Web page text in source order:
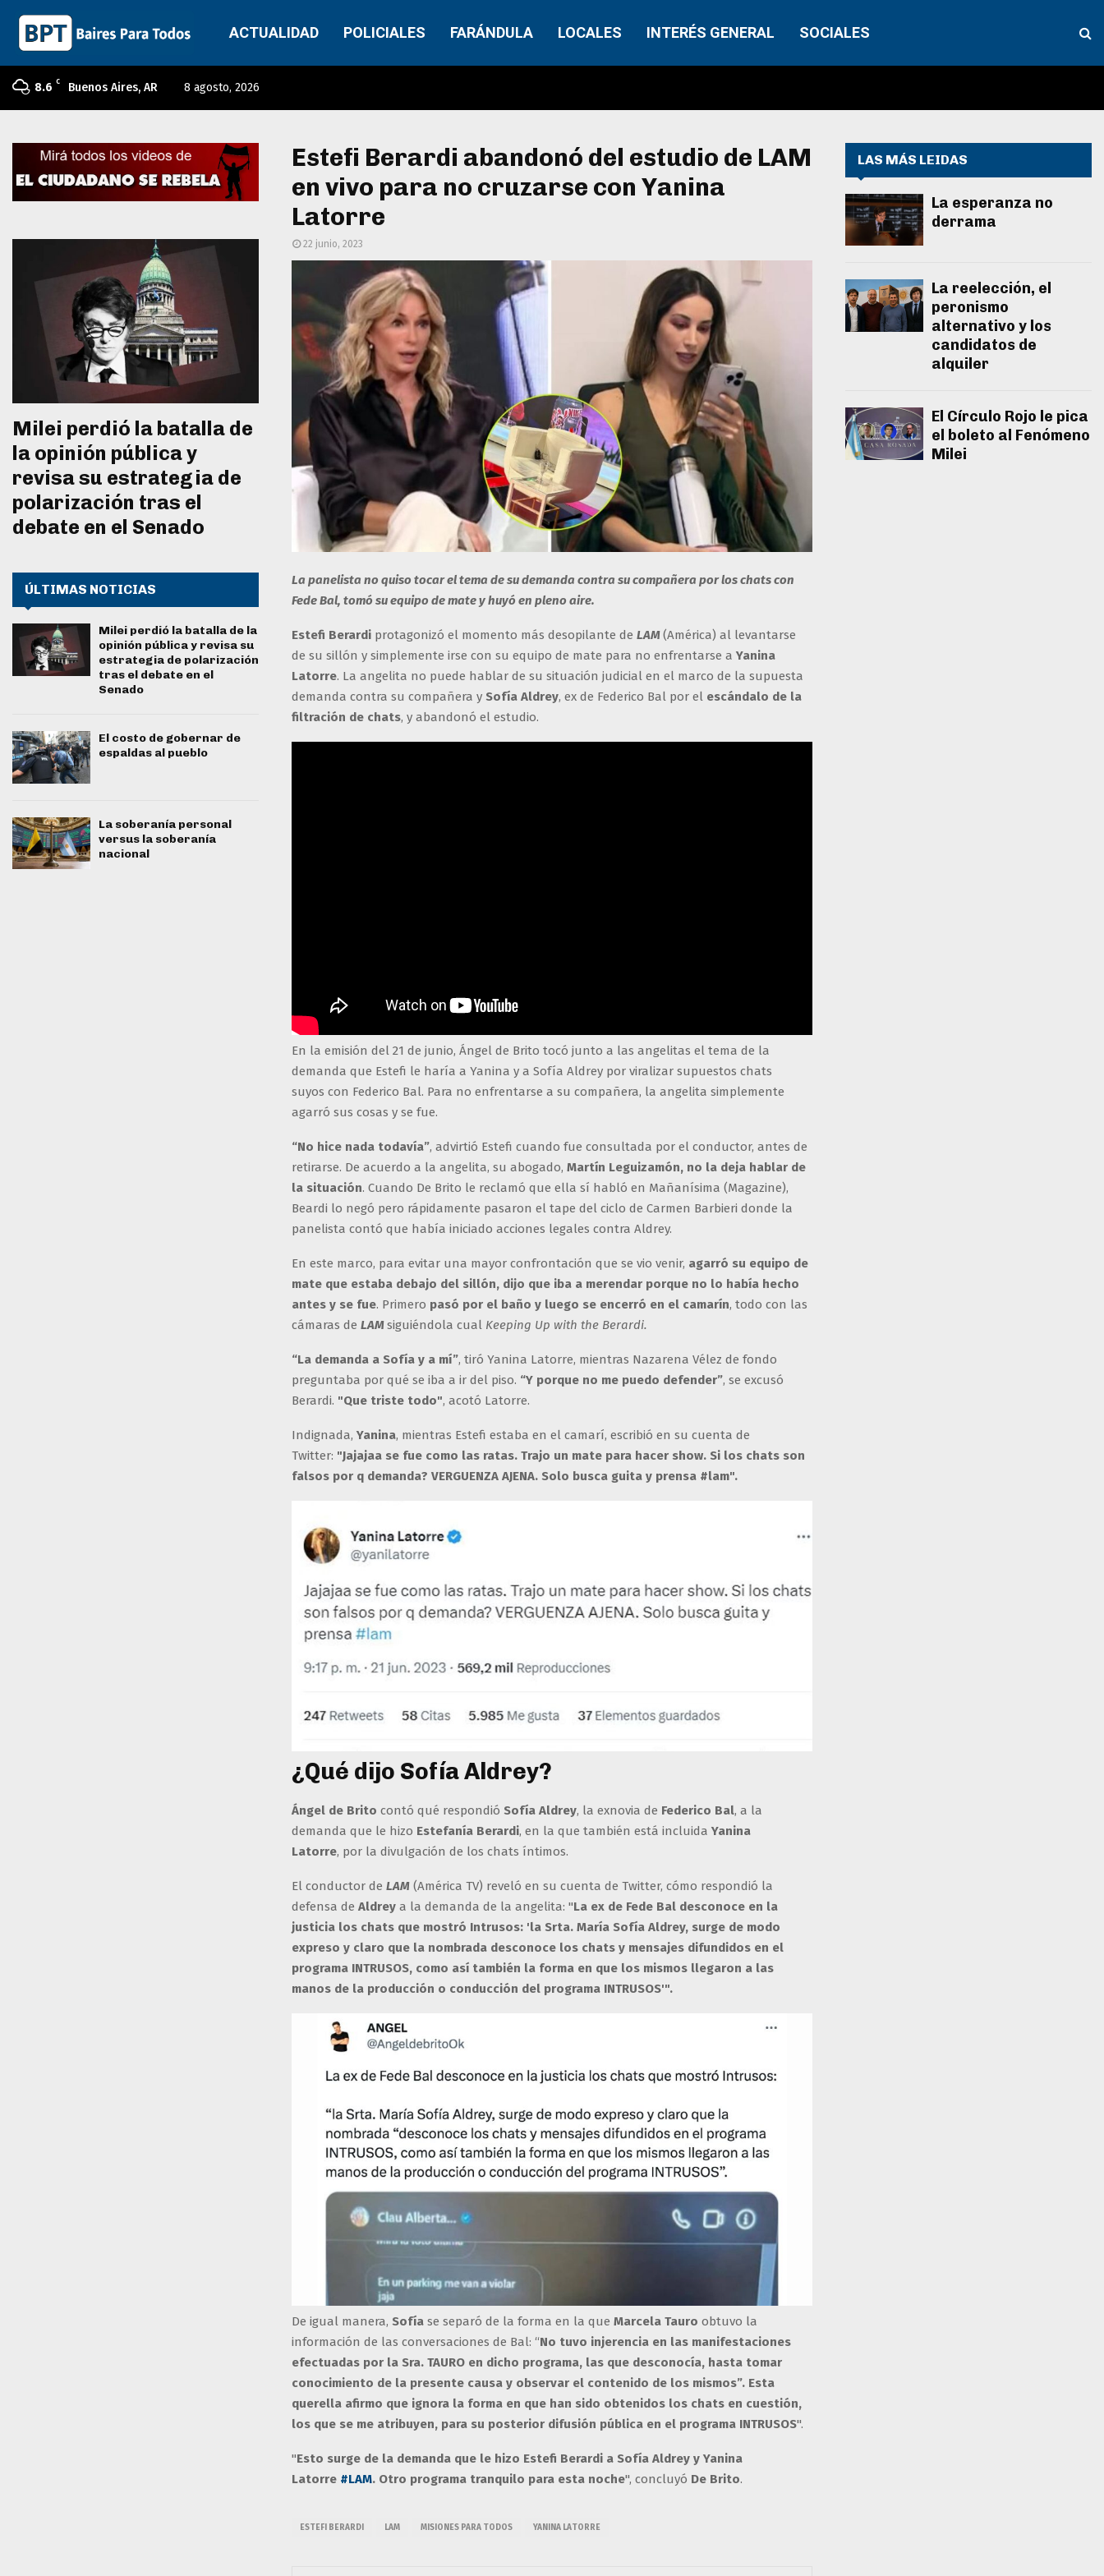
ACTUALIDAD POLICIALES FARÁNDULA LOCALES INTERÉS GENERAL SOCIALES
8.6 C Buenos Aires, AR 8 agosto, 2026
Estefi Berardi abandonó del estudio de LAM
en vivo para no cruzarse con Yanina
Latorre
22 junio, 2023
La panelista no quiso tocar el tema de su demanda contra su compañera por los chats con
Fede Bal, tomó su equipo de mate y huyó en pleno aire.
Estefi Berardi protagonizó el momento más desopilante de LAM(América) al levantarse
de su sillón y simplemente irse con su equipo de mate para no enfrentarse a Yanina
Latorre. La angelita no puede hablar de su situación judicial en el marco de la supuesta
demanda contra su compañera y Sofía Aldrey, ex de Federico Bal por el escándalo de la
filtración de chats, y abandonó el estudio.
En la emisión del 21 de junio, Ángel de Brito tocó junto a las angelitas el tema de la
demanda que Estefi le haría a Yanina y a Sofía Aldrey por viralizar supuestos chats
suyos con Federico Bal. Para no enfrentarse a su compañera, la angelita simplemente
agarró sus cosas y se fue.
“No hice nada todavía”, advirtió Estefi cuando fue consultada por el conductor, antes de
retirarse. De acuerdo a la angelita, su abogado, Martín Leguizamón, no la deja hablar de
la situación. Cuando De Brito le reclamó que ella sí habló en Mañanísima (Magazine),
Beardi lo negó pero rápidamente pasaron el tape del ciclo de Carmen Barbieri donde la
panelista contó que había iniciado acciones legales contra Aldrey.
En este marco, para evitar una mayor confrontación que se vio venir, agarró su equipo de
mate que estaba debajo del sillón, dijo que iba a merendar porque no lo había hecho
antes y se fue. Primero pasó por el baño y luego se encerró en el camarín, todo con las
cámaras de LAMsiguiéndola cual Keeping Up with the Berardi.
“La demanda a Sofía y a mí”, tiró Yanina Latorre, mientras Nazarena Vélez de fondo
preguntaba por qué se iba a ir del piso. “Y porque no me puedo defender”, se excusó
Berardi. "Que triste todo", acotó Latorre.
Indignada, Yanina, mientras Estefi estaba en el camarí, escribió en su cuenta de
Twitter: "Jajajaa se fue como las ratas. Trajo un mate para hacer show. Si los chats son
falsos por q demanda? VERGUENZA AJENA. Solo busca guita y prensa #lam".
¿Qué dijo Sofía Aldrey?
Ángel de Brito contó qué respondió Sofía Aldrey, la exnovia de Federico Bal, a la
demanda que le hizo Estefanía Berardi, en la que también está incluida Yanina
Latorre, por la divulgación de los chats íntimos.
El conductor de LAM (América TV) reveló en su cuenta de Twitter, cómo respondió la
defensa de Aldrey a la demanda de la angelita: "La ex de Fede Bal desconoce en la
justicia los chats que mostró Intrusos: 'la Srta. María Sofía Aldrey, surge de modo
expreso y claro que la nombrada desconoce los chats y mensajes difundidos en el
programa INTRUSOS, como así también la forma en que los mismos llegaron a las
manos de la producción o conducción del programa INTRUSOS'".
De igual manera, Sofía se separó de la forma en la que Marcela Tauro obtuvo la
información de las conversaciones de Bal: “No tuvo injerencia en las manifestaciones
efectuadas por la Sra. TAURO en dicho programa, las que desconocía, hasta tomar
conocimiento de la presente causa y observar el contenido de los mismos”. Esta
querella afirmo que ignora la forma en que han sido obtenidos los chats en cuestión,
los que se me atribuyen, para su posterior difusión pública en el programa INTRUSOS".
"Esto surge de la demanda que le hizo Estefi Berardi a Sofía Aldrey y Yanina
Latorre #LAM. Otro programa tranquilo para esta noche", concluyó De Brito.
ESTEFI BERARDI LAM MISIONES PARA TODOS YANINA LATORRE
Milei perdió la batalla de
la opinión pública y
revisa su estrategia de
polarización tras el
debate en el Senado
ÚLTIMAS NOTICIAS
Milei perdió la batalla de la
opinión pública y revisa su
estrategia de polarización
tras el debate en el
Senado
El costo de gobernar de
espaldas al pueblo
La soberanía personal
versus la soberanía
nacional
LAS MÁS LEIDAS
La esperanza no
derrama
La reelección, el
peronismo
alternativo y los
candidatos de
alquiler
El Círculo Rojo le pica
el boleto al Fenómeno
Milei